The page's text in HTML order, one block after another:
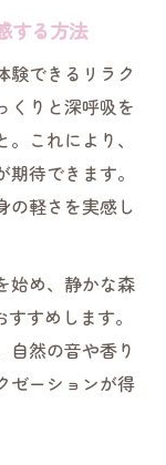
する方法
験できるリラク
くりと深呼吸を
これにより、
待できます。
の軽さを実感し
始め、静かな森
すめします。
自然の音や香り
ゼーションが得